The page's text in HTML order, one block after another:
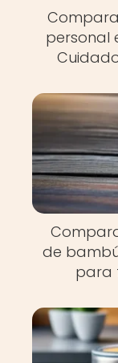
personal
de
para